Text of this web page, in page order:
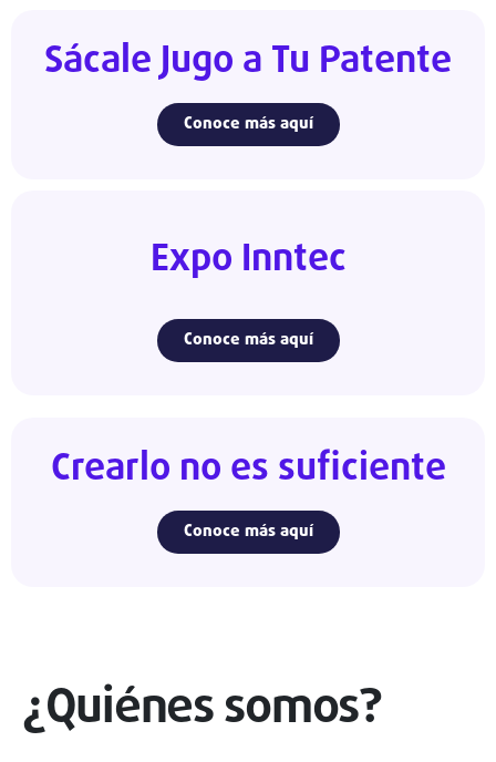
Sácale Jugo a Tu Patente
Conoce más aquí
Expo Inntec
Conoce más aquí
Crearlo no es suficiente
Conoce más aquí
¿Quiénes somos?